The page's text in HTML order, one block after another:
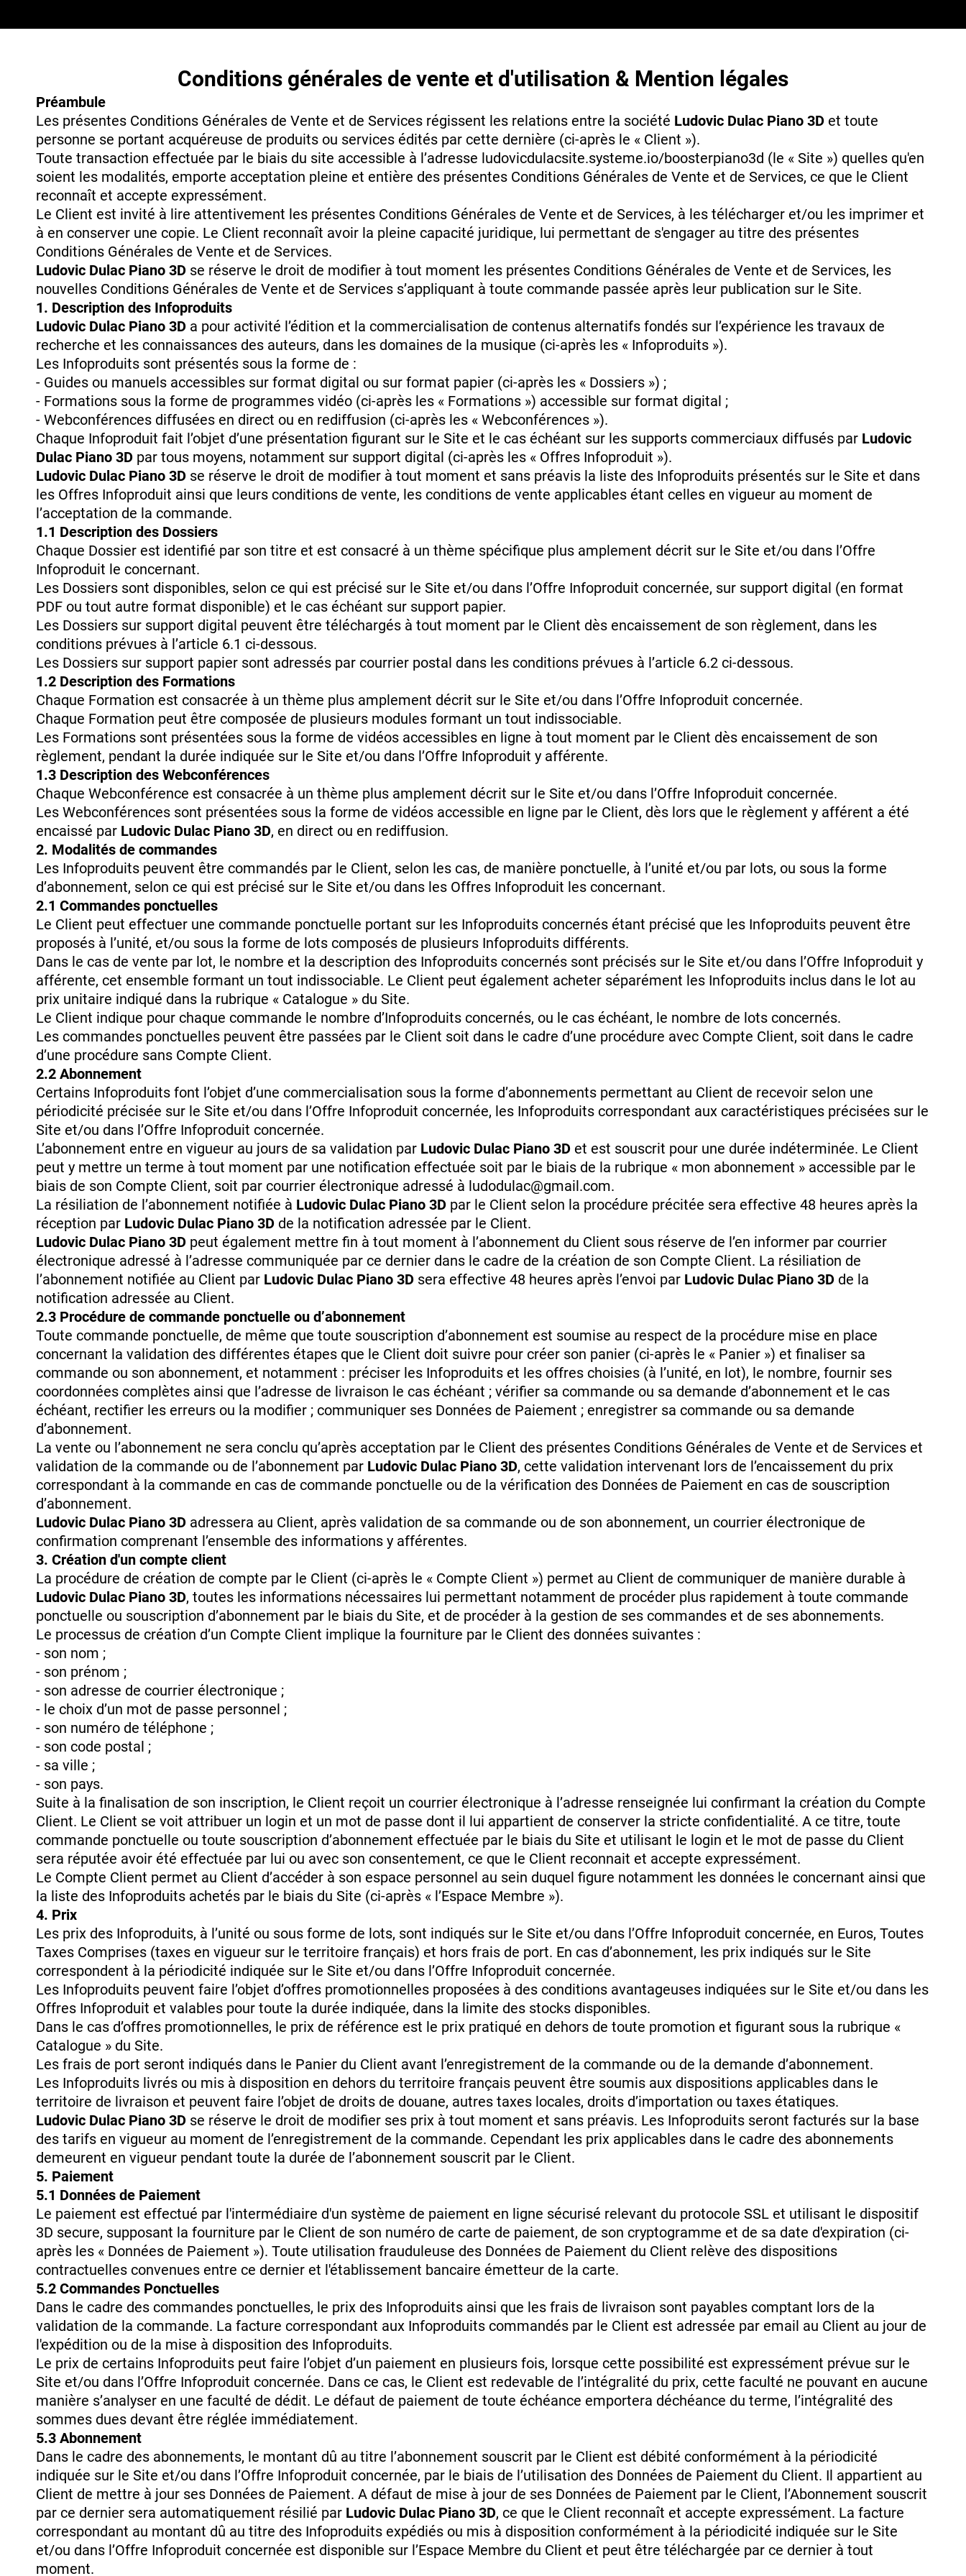
Conditions générales de vente et d'utilisation & Mention légales
Préambule
Les présentes Conditions Générales de Vente et de Services régissent les relations entre la société Ludovic Dulac Piano 3D et toute
personne se portant acquéreuse de produits ou services édités par cette dernière (ci-après le « Client »).
Toute transaction effectuée par le biais du site accessible à l’adresse ludovicdulacsite.systeme.io/boosterpiano3d (le « Site ») quelles qu'en
soient les modalités, emporte acceptation pleine et entière des présentes Conditions Générales de Vente et de Services, ce que le Client
reconnaît et accepte expressément.
Le Client est invité à lire attentivement les présentes Conditions Générales de Vente et de Services, à les télécharger et/ou les imprimer et
à en conserver une copie. Le Client reconnaît avoir la pleine capacité juridique, lui permettant de s'engager au titre des présentes
Conditions Générales de Vente et de Services.
Ludovic Dulac Piano 3D se réserve le droit de modifier à tout moment les présentes Conditions Générales de Vente et de Services, les
nouvelles Conditions Générales de Vente et de Services s’appliquant à toute commande passée après leur publication sur le Site.
1. Description des Infoproduits
Ludovic Dulac Piano 3D a pour activité l’édition et la commercialisation de contenus alternatifs fondés sur l’expérience les travaux de
recherche et les connaissances des auteurs, dans les domaines de la musique (ci-après les « Infoproduits »).
Les Infoproduits sont présentés sous la forme de :
- Guides ou manuels accessibles sur format digital ou sur format papier (ci-après les « Dossiers ») ;
- Formations sous la forme de programmes vidéo (ci-après les « Formations ») accessible sur format digital ;
- Webconférences diffusées en direct ou en rediffusion (ci-après les « Webconférences »).
Chaque Infoproduit fait l’objet d’une présentation figurant sur le Site et le cas échéant sur les supports commerciaux diffusés par Ludovic
Dulac Piano 3D par tous moyens, notamment sur support digital (ci-après les « Offres Infoproduit »).
Ludovic Dulac Piano 3D se réserve le droit de modifier à tout moment et sans préavis la liste des Infoproduits présentés sur le Site et dans
les Offres Infoproduit ainsi que leurs conditions de vente, les conditions de vente applicables étant celles en vigueur au moment de
l’acceptation de la commande.
1.1 Description des Dossiers
Chaque Dossier est identifié par son titre et est consacré à un thème spécifique plus amplement décrit sur le Site et/ou dans l’Offre
Infoproduit le concernant.
Les Dossiers sont disponibles, selon ce qui est précisé sur le Site et/ou dans l’Offre Infoproduit concernée, sur support digital (en format
PDF ou tout autre format disponible) et le cas échéant sur support papier.
Les Dossiers sur support digital peuvent être téléchargés à tout moment par le Client dès encaissement de son règlement, dans les
conditions prévues à l’article 6.1 ci-dessous.
Les Dossiers sur support papier sont adressés par courrier postal dans les conditions prévues à l’article 6.2 ci-dessous.
1.2 Description des Formations
Chaque Formation est consacrée à un thème plus amplement décrit sur le Site et/ou dans l’Offre Infoproduit concernée.
Chaque Formation peut être composée de plusieurs modules formant un tout indissociable.
Les Formations sont présentées sous la forme de vidéos accessibles en ligne à tout moment par le Client dès encaissement de son
règlement, pendant la durée indiquée sur le Site et/ou dans l’Offre Infoproduit y afférente.
1.3 Description des Webconférences
Chaque Webconférence est consacrée à un thème plus amplement décrit sur le Site et/ou dans l’Offre Infoproduit concernée.
Les Webconférences sont présentées sous la forme de vidéos accessible en ligne par le Client, dès lors que le règlement y afférent a été
encaissé par Ludovic Dulac Piano 3D, en direct ou en rediffusion.
2. Modalités de commandes
Les Infoproduits peuvent être commandés par le Client, selon les cas, de manière ponctuelle, à l’unité et/ou par lots, ou sous la forme
d’abonnement, selon ce qui est précisé sur le Site et/ou dans les Offres Infoproduit les concernant.
2.1 Commandes ponctuelles
Le Client peut effectuer une commande ponctuelle portant sur les Infoproduits concernés étant précisé que les Infoproduits peuvent être
proposés à l’unité, et/ou sous la forme de lots composés de plusieurs Infoproduits différents.
Dans le cas de vente par lot, le nombre et la description des Infoproduits concernés sont précisés sur le Site et/ou dans l’Offre Infoproduit y
afférente, cet ensemble formant un tout indissociable. Le Client peut également acheter séparément les Infoproduits inclus dans le lot au
prix unitaire indiqué dans la rubrique « Catalogue » du Site.
Le Client indique pour chaque commande le nombre d’Infoproduits concernés, ou le cas échéant, le nombre de lots concernés.
Les commandes ponctuelles peuvent être passées par le Client soit dans le cadre d’une procédure avec Compte Client, soit dans le cadre
d’une procédure sans Compte Client.
2.2 Abonnement
Certains Infoproduits font l’objet d’une commercialisation sous la forme d’abonnements permettant au Client de recevoir selon une
périodicité précisée sur le Site et/ou dans l’Offre Infoproduit concernée, les Infoproduits correspondant aux caractéristiques précisées sur le
Site et/ou dans l’Offre Infoproduit concernée.
L’abonnement entre en vigueur au jours de sa validation par Ludovic Dulac Piano 3D et est souscrit pour une durée indéterminée. Le Client
peut y mettre un terme à tout moment par une notification effectuée soit par le biais de la rubrique « mon abonnement » accessible par le
biais de son Compte Client, soit par courrier électronique adressé à ludodulac@gmail.com.
La résiliation de l’abonnement notifiée à Ludovic Dulac Piano 3D par le Client selon la procédure précitée sera effective 48 heures après la
réception par Ludovic Dulac Piano 3D de la notification adressée par le Client.
Ludovic Dulac Piano 3D peut également mettre fin à tout moment à l’abonnement du Client sous réserve de l’en informer par courrier
électronique adressé à l’adresse communiquée par ce dernier dans le cadre de la création de son Compte Client. La résiliation de
l’abonnement notifiée au Client par Ludovic Dulac Piano 3D sera effective 48 heures après l’envoi par Ludovic Dulac Piano 3D de la
notification adressée au Client.
2.3 Procédure de commande ponctuelle ou d’abonnement
Toute commande ponctuelle, de même que toute souscription d’abonnement est soumise au respect de la procédure mise en place
concernant la validation des différentes étapes que le Client doit suivre pour créer son panier (ci-après le « Panier ») et finaliser sa
commande ou son abonnement, et notamment : préciser les Infoproduits et les offres choisies (à l’unité, en lot), le nombre, fournir ses
coordonnées complètes ainsi que l’adresse de livraison le cas échéant ; vérifier sa commande ou sa demande d’abonnement et le cas
échéant, rectifier les erreurs ou la modifier ; communiquer ses Données de Paiement ; enregistrer sa commande ou sa demande
d’abonnement.
La vente ou l’abonnement ne sera conclu qu’après acceptation par le Client des présentes Conditions Générales de Vente et de Services et
validation de la commande ou de l’abonnement par Ludovic Dulac Piano 3D, cette validation intervenant lors de l’encaissement du prix
correspondant à la commande en cas de commande ponctuelle ou de la vérification des Données de Paiement en cas de souscription
d’abonnement.
Ludovic Dulac Piano 3D adressera au Client, après validation de sa commande ou de son abonnement, un courrier électronique de
confirmation comprenant l’ensemble des informations y afférentes.
3. Création d'un compte client
La procédure de création de compte par le Client (ci-après le « Compte Client ») permet au Client de communiquer de manière durable à
Ludovic Dulac Piano 3D, toutes les informations nécessaires lui permettant notamment de procéder plus rapidement à toute commande
ponctuelle ou souscription d’abonnement par le biais du Site, et de procéder à la gestion de ses commandes et de ses abonnements.
Le processus de création d’un Compte Client implique la fourniture par le Client des données suivantes :
- son nom ;
- son prénom ;
- son adresse de courrier électronique ;
- le choix d’un mot de passe personnel ;
- son numéro de téléphone ;
- son code postal ;
- sa ville ;
- son pays.
Suite à la finalisation de son inscription, le Client reçoit un courrier électronique à l’adresse renseignée lui confirmant la création du Compte
Client. Le Client se voit attribuer un login et un mot de passe dont il lui appartient de conserver la stricte confidentialité. A ce titre, toute
commande ponctuelle ou toute souscription d’abonnement effectuée par le biais du Site et utilisant le login et le mot de passe du Client
sera réputée avoir été effectuée par lui ou avec son consentement, ce que le Client reconnait et accepte expressément.
Le Compte Client permet au Client d’accéder à son espace personnel au sein duquel figure notamment les données le concernant ainsi que
la liste des Infoproduits achetés par le biais du Site (ci-après « l’Espace Membre »).
4. Prix
Les prix des Infoproduits, à l’unité ou sous forme de lots, sont indiqués sur le Site et/ou dans l’Offre Infoproduit concernée, en Euros, Toutes
Taxes Comprises (taxes en vigueur sur le territoire français) et hors frais de port. En cas d’abonnement, les prix indiqués sur le Site
correspondent à la périodicité indiquée sur le Site et/ou dans l’Offre Infoproduit concernée.
Les Infoproduits peuvent faire l’objet d’offres promotionnelles proposées à des conditions avantageuses indiquées sur le Site et/ou dans les
Offres Infoproduit et valables pour toute la durée indiquée, dans la limite des stocks disponibles.
Dans le cas d’offres promotionnelles, le prix de référence est le prix pratiqué en dehors de toute promotion et figurant sous la rubrique «
Catalogue » du Site.
Les frais de port seront indiqués dans le Panier du Client avant l’enregistrement de la commande ou de la demande d’abonnement.
Les Infoproduits livrés ou mis à disposition en dehors du territoire français peuvent être soumis aux dispositions applicables dans le
territoire de livraison et peuvent faire l’objet de droits de douane, autres taxes locales, droits d’importation ou taxes étatiques.
Ludovic Dulac Piano 3D se réserve le droit de modifier ses prix à tout moment et sans préavis. Les Infoproduits seront facturés sur la base
des tarifs en vigueur au moment de l’enregistrement de la commande. Cependant les prix applicables dans le cadre des abonnements
demeurent en vigueur pendant toute la durée de l’abonnement souscrit par le Client.
5. Paiement
5.1 Données de Paiement
Le paiement est effectué par l'intermédiaire d'un système de paiement en ligne sécurisé relevant du protocole SSL et utilisant le dispositif
3D secure, supposant la fourniture par le Client de son numéro de carte de paiement, de son cryptogramme et de sa date d'expiration (ci-
après les « Données de Paiement »). Toute utilisation frauduleuse des Données de Paiement du Client relève des dispositions
contractuelles convenues entre ce dernier et l'établissement bancaire émetteur de la carte.
5.2 Commandes Ponctuelles
Dans le cadre des commandes ponctuelles, le prix des Infoproduits ainsi que les frais de livraison sont payables comptant lors de la
validation de la commande. La facture correspondant aux Infoproduits commandés par le Client est adressée par email au Client au jour de
l'expédition ou de la mise à disposition des Infoproduits.
Le prix de certains Infoproduits peut faire l’objet d’un paiement en plusieurs fois, lorsque cette possibilité est expressément prévue sur le
Site et/ou dans l’Offre Infoproduit concernée. Dans ce cas, le Client est redevable de l’intégralité du prix, cette faculté ne pouvant en aucune
manière s’analyser en une faculté de dédit. Le défaut de paiement de toute échéance emportera déchéance du terme, l’intégralité des
sommes dues devant être réglée immédiatement.
5.3 Abonnement
Dans le cadre des abonnements, le montant dû au titre l’abonnement souscrit par le Client est débité conformément à la périodicité
indiquée sur le Site et/ou dans l’Offre Infoproduit concernée, par le biais de l’utilisation des Données de Paiement du Client. Il appartient au
Client de mettre à jour ses Données de Paiement. A défaut de mise à jour de ses Données de Paiement par le Client, l’Abonnement souscrit
par ce dernier sera automatiquement résilié par Ludovic Dulac Piano 3D, ce que le Client reconnaît et accepte expressément. La facture
correspondant au montant dû au titre des Infoproduits expédiés ou mis à disposition conformément à la périodicité indiquée sur le Site
et/ou dans l’Offre Infoproduit concernée est disponible sur l’Espace Membre du Client et peut être téléchargée par ce dernier à tout
moment.